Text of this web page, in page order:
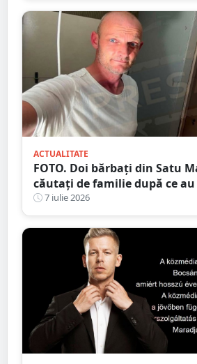
ACTUALITATE
FOTO. Doi bărbați din Satu
căutați de familie după ce
drum spre casă
7 iulie 2026